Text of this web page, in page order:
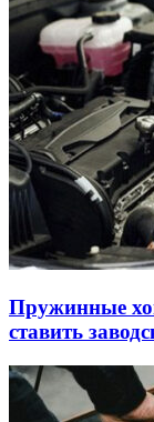
Пружинные
ставить